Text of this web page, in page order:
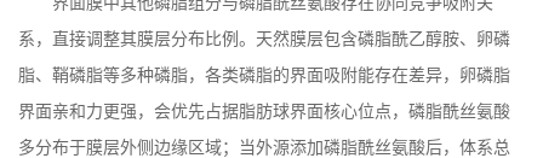
系，直接调整其膜层分布比例。天然膜层包含磷脂酰乙醇胺、卵磷
脂、鞘磷脂等多种磷脂，各类磷脂的界面吸附能存在差异，卵磷脂
界面亲和力更强，会优先占据脂肪球界面核心位点，磷脂酰丝氨酸
多分布于膜层外侧边缘区域；当外源添加磷脂酰丝氨酸后，体系总